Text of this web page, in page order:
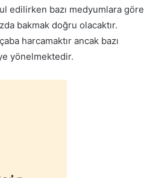
edilirken bazı medyumlara göre
bakmak doğru olacaktır.
harcamaktır ancak bazı
yönelmektedir.